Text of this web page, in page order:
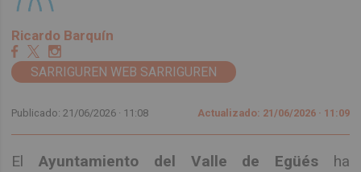
Ricardo Barquín
SARRIGUREN WEB SARRIGUREN
Publicado: 21/06/2026 · 11:08 Actualizado: 21/06/2026 · 11:09
ElAyuntamiento del Valle de Egüésha